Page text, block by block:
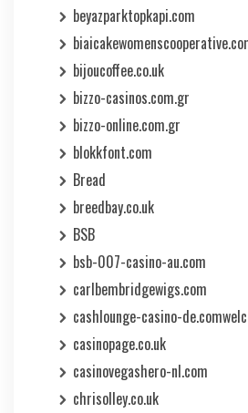
beyazparktopkapi.com
bijoucoffee.co.uk
bizzo-casinos.com.gr
bizzo-online.com.gr
blokkfont.com
Bread
breedbay.co.uk
BSB
bsb-007-casino-au.com
carlbembridgewigs.com
cashlounge-casino-
casinopage.co.uk
casinovegashero-nl.com
chrisolley.co.uk